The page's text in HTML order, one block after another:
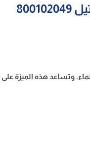
وتساعد هذه الميزة